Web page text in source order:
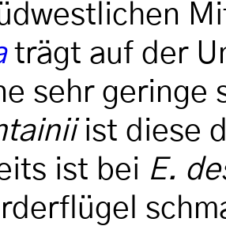
trägt auf der
sehr geringe
ist diese
ist bei E.